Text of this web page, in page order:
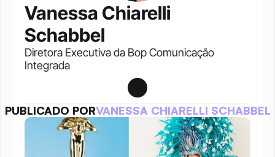
Vanessa Chiarelli
Schabbel
Diretora Executiva da Bop Comunicação
Integrada
PUBLICADO PORVANESSA CHIARELLI SCHABBEL